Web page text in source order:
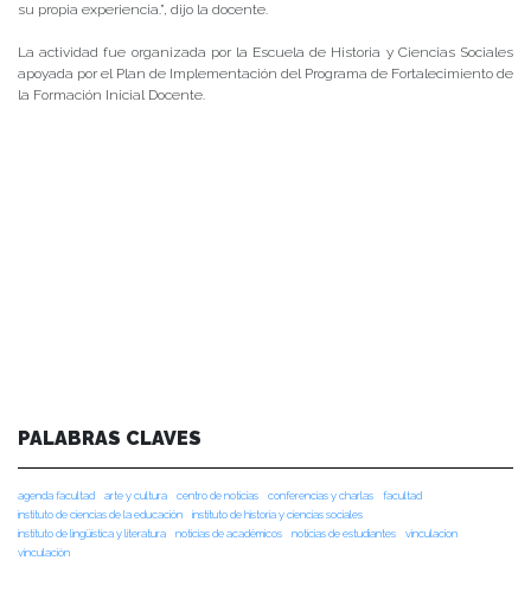
su propia experiencia.”, dijo la docente.
La actividad fue organizada por la Escuela de Historia y Ciencias Sociales
apoyada por el Plan de Implementación del Programa de Fortalecimiento de
la Formación Inicial Docente.
PALABRAS CLAVES
agenda facultad arte y cultura centro de noticias conferencias y charlas
facultad
instituto de ciencias de la educación
instituto de historia y ciencias sociales
instituto de lingüística y literatura
noticias de académicos noticias de estudiantes
vinculacion
vinculación